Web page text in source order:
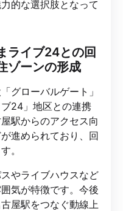
的な選択肢となって
ライブ24との回
ゾーンの形成
グローバルゲート」
24」地区との連携
駅からのアクセス向
進められており、回
。
やライブハウスなど
気が特徴です。今後
屋駅をつなぐ動線上